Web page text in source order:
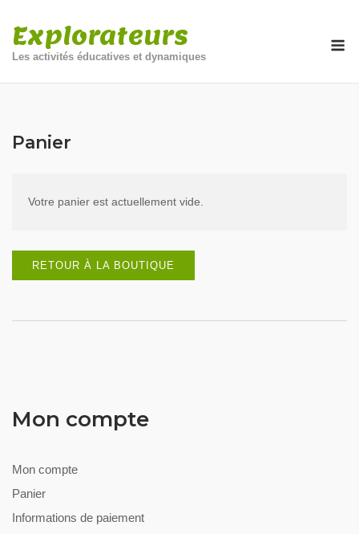
Explorateurs
Les activités éducatives et dynamiques
Panier
Votre panier est actuellement vide.
RETOUR À LA BOUTIQUE
Mon compte
Mon compte
Panier
Informations de paiement